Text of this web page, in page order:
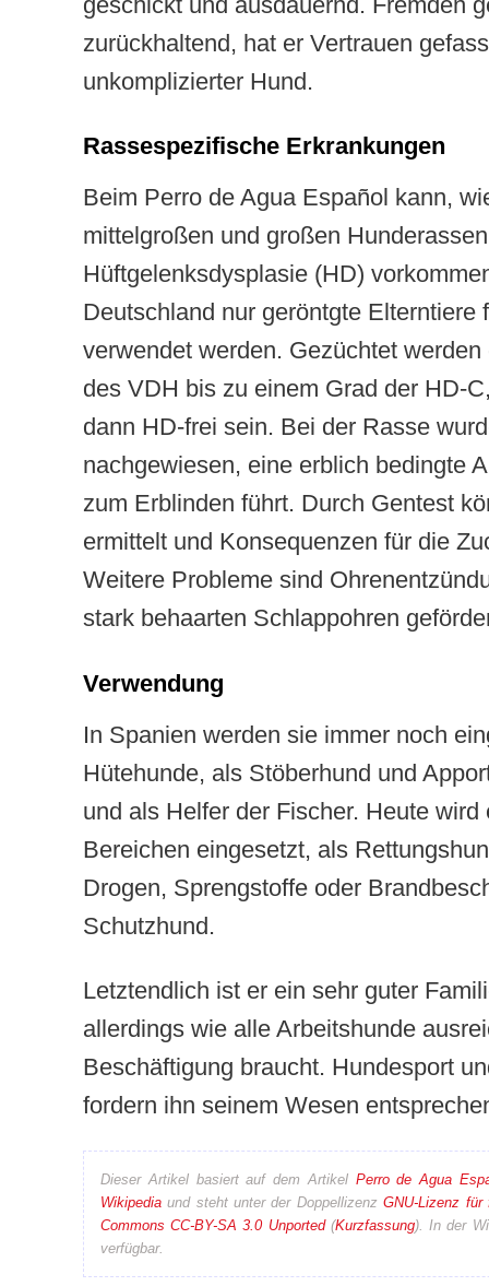
zurückhaltend, hat er Vertrauen
unkomplizierter Hund.
Rassespezifische Erkrankungen
Beim Perro de Agua Español kann,
mittelgroßen und großen
Hüftgelenksdysplasie (HD)
Deutschland nur geröntgte Elterntiere
verwendet werden. Gezüchtet
des VDH bis zu einem Grad der HD-
dann HD-frei sein. Bei der Rasse
nachgewiesen, eine erblich bedingte
zum Erblinden führt. Durch Gentest
ermittelt und Konsequenzen für die
Weitere Probleme sind
stark behaarten Schlappohren
Verwendung
In Spanien werden sie immer noch
Hütehunde, als Stöberhund und
und als Helfer der Fischer. Heute wird
Bereichen eingesetzt, als
Drogen, Sprengstoffe oder
Schutzhund.
Letztendlich ist er ein sehr guter
allerdings wie alle Arbeitshunde
Beschäftigung braucht. Hundesport
fordern ihn seinem Wesen
Dieser Artikel basiert auf dem Artikel Perro de Agua
Wikipedia und steht unter der DoppellizenzGNU-Lizenz für
Commons CC-BY-SA 3.0 Unported(Kurzfassung). In der
verfügbar.